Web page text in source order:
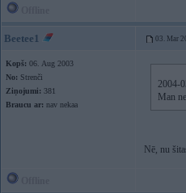
Beetee1 03. Mar
Kopš: 06. Aug 2003
No: Strenči
Ziņojumi: 381
Braucu ar: nav nekaa
2004-
Man
Nē, nu